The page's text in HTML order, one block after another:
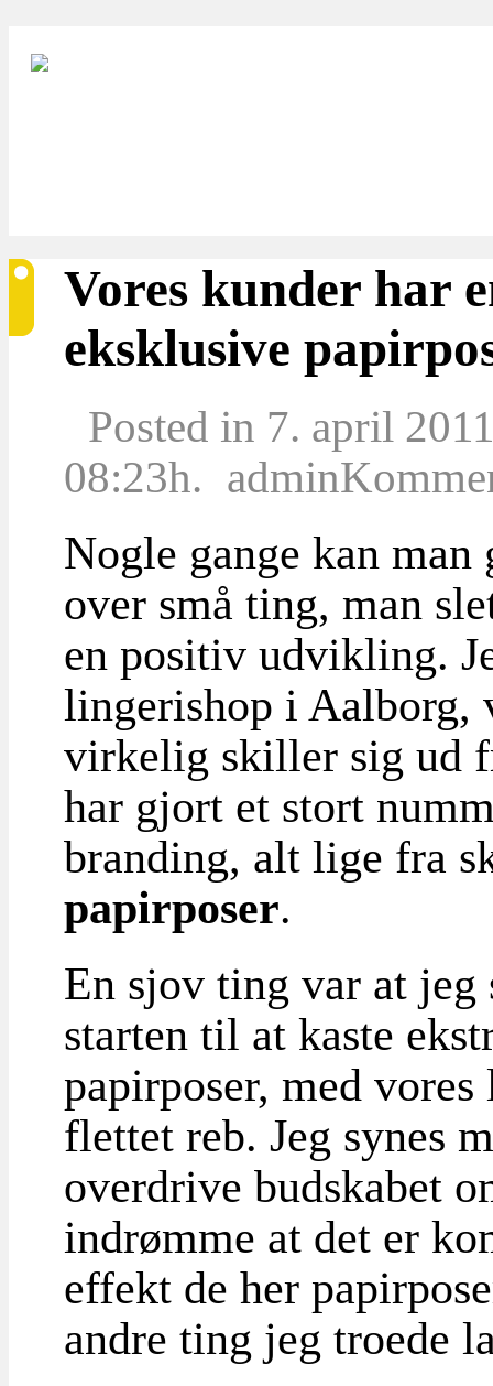
Vores kunder har
eksklusive
Posted in 7. april
08:23h. admin
Nogle gange kan
over små ting, man
en positiv udvikling.
lingerishop i Aalborg,
virkelig skiller sig ud
har gjort et stort
branding, alt lige fra
papirposer.
En sjov ting var at
starten til at kaste
papirposer, med
flettet reb. Jeg synes
overdrive budskabet
indrømme at det er
effekt de her
andre ting jeg troede